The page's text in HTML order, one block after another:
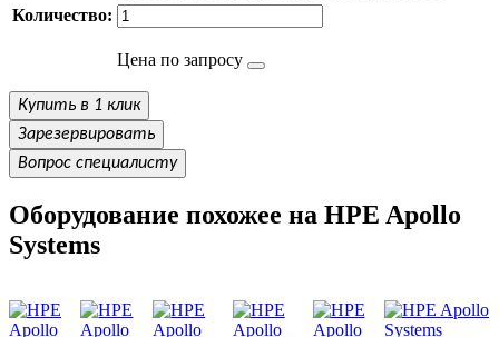
Количество:
Цена по запросу
Купить в 1 клик
Зарезервировать
Вопрос специалисту
Оборудование похожее на HPE Apollo
Systems